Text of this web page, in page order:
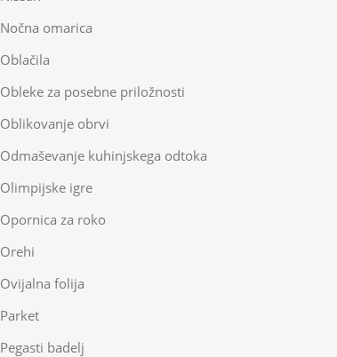
Nočna omarica
Oblačila
Obleke za posebne priložnosti
Oblikovanje obrvi
Odmaševanje kuhinjskega odtoka
Olimpijske igre
Opornica za roko
Orehi
Ovijalna folija
Parket
Pegasti badelj